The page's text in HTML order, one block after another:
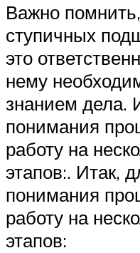
Важно
ступичных
это
нему
знанием дела.
понимания
работу на
этапов:. Итак,
понимания
работу на
этапов: